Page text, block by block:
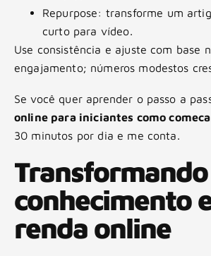
Repurpose: transforme um
curto para vídeo.
Use consistência e ajuste com base
engajamento; números modestos
Se você quer aprender o passo a
online para iniciantes como
30 minutos por dia e me conta.
Transformando
conhecimento
renda online